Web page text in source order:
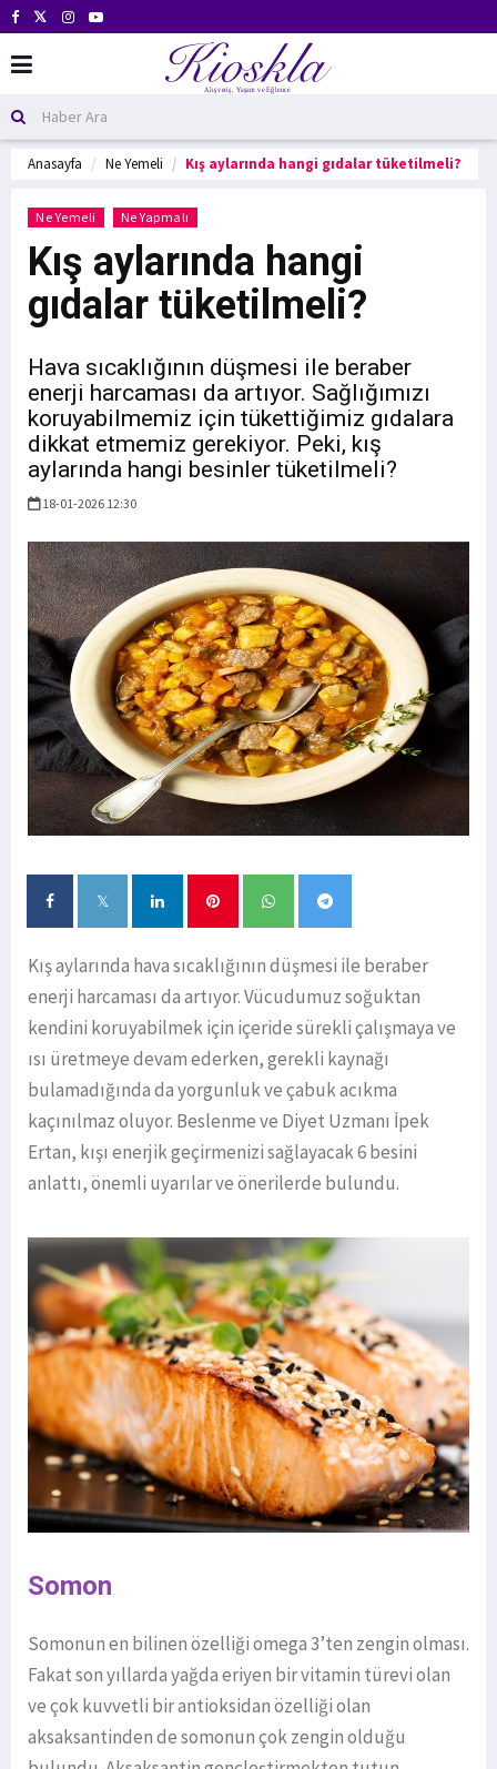
Anasayfa Ne Yemeli Kış aylarında hangi gıdalar tüketilmeli?
Ne Yemeli Ne Yapmalı
Kış aylarında hangi
gıdalar tüketilmeli?
Hava sıcaklığının düşmesi ile beraber
enerji harcaması da artıyor. Sağlığımızı
koruyabilmemiz için tükettiğimiz gıdalara
dikkat etmemiz gerekiyor. Peki, kış
aylarında hangi besinler tüketilmeli?
18-01-2026 12:30
Kış aylarında hava sıcaklığının düşmesi ile beraber
enerji harcaması da artıyor. Vücudumuz soğuktan
kendini koruyabilmek için içeride sürekli çalışmaya ve
ısı üretmeye devam ederken, gerekli kaynağı
bulamadığında da yorgunluk ve çabuk acıkma
kaçınılmaz oluyor. Beslenme ve Diyet Uzmanı İpek
Ertan, kışı enerjik geçirmenizi sağlayacak 6 besini
anlattı, önemli uyarılar ve önerilerde bulundu.
Somon
Somonun en bilinen özelliği omega 3’ten zengin olması.
Fakat son yıllarda yağda eriyen bir vitamin türevi olan
ve çok kuvvetli bir antioksidan özelliği olan
aksaksantinden de somonun çok zengin olduğu